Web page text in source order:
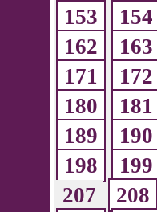
153
154
162
163
171
172
180
181
189
190
198
199
207
208